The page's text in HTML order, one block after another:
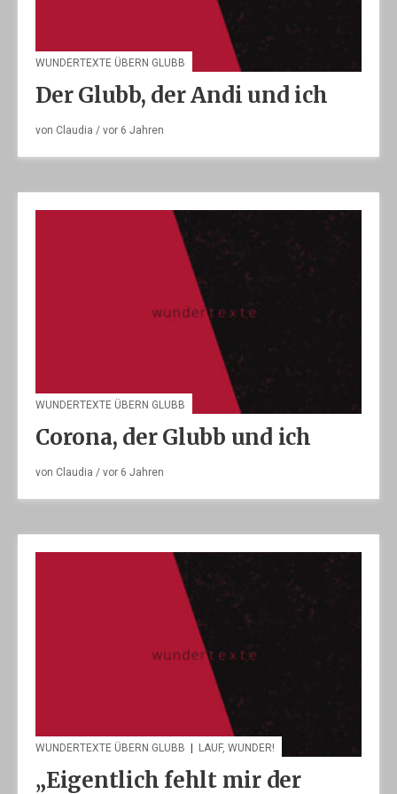
WUNDERTEXTE ÜBERN GLUBB
Der Glubb, der Andi und ich
von Claudia / vor 6 Jahren
WUNDERTEXTE ÜBERN GLUBB
Corona, der Glubb und ich
von Claudia / vor 6 Jahren
WUNDERTEXTE ÜBERN GLUBB | LAUF, WUNDER!
„Eigentlich fehlt mir der